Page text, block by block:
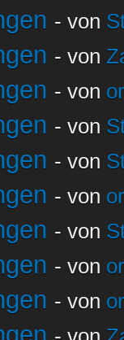
- von
- von
- von
- von
- von
- von
- von
- von
- von